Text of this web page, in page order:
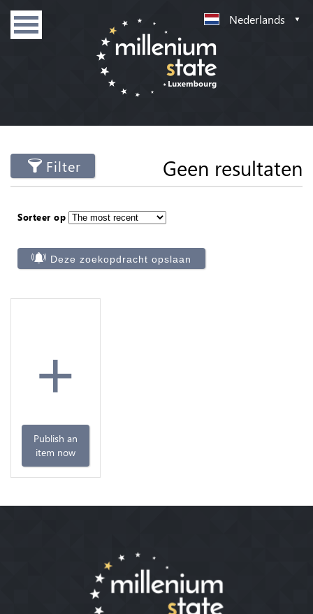
Nederlands
Filter Geen resultaten
Sorteer op
Deze zoekopdracht opslaan
+
Publish an
item now